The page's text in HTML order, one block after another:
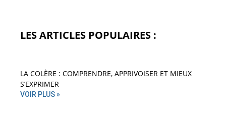
LES ARTICLES POPULAIRES :
LA COLÈRE : COMPRENDRE, APPRIVOISER ET MIEUX
S’EXPRIMER
VOIR PLUS »